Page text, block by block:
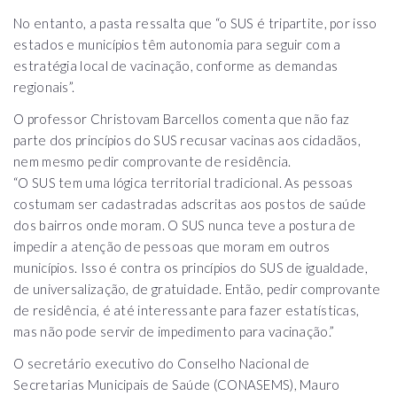
No entanto, a pasta ressalta que “o SUS é tripartite, por isso
estados e municípios têm autonomia para seguir com a
estratégia local de vacinação, conforme as demandas
regionais”.
O professor Christovam Barcellos comenta que não faz
parte dos princípios do SUS recusar vacinas aos cidadãos,
nem mesmo pedir comprovante de residência.
“O SUS tem uma lógica territorial tradicional. As pessoas
costumam ser cadastradas adscritas aos postos de saúde
dos bairros onde moram. O SUS nunca teve a postura de
impedir a atenção de pessoas que moram em outros
municípios. Isso é contra os princípios do SUS de igualdade,
de universalização, de gratuidade. Então, pedir comprovante
de residência, é até interessante para fazer estatísticas,
mas não pode servir de impedimento para vacinação.”
O secretário executivo do Conselho Nacional de
Secretarias Municipais de Saúde (CONASEMS), Mauro